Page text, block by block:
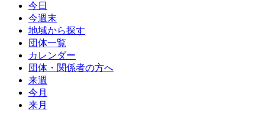
今日
今週末
地域から探す
団体一覧
カレンダー
団体・関係者の方へ
来週
今月
来月